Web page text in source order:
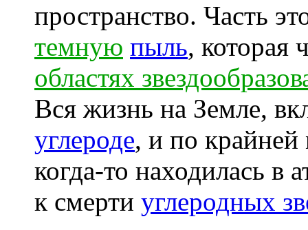
пространство. Часть
темную пыль, которая
областях
Вся жизнь на Земле,
углероде, и по крайней
когда-то находилась
к смерти углеродных